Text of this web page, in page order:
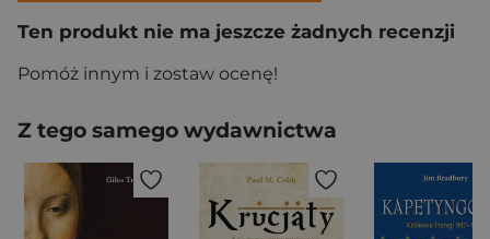
Ten produkt nie ma jeszcze żadnych recenzji
Pomóż innym i zostaw ocenę!
Z tego samego wydawnictwa